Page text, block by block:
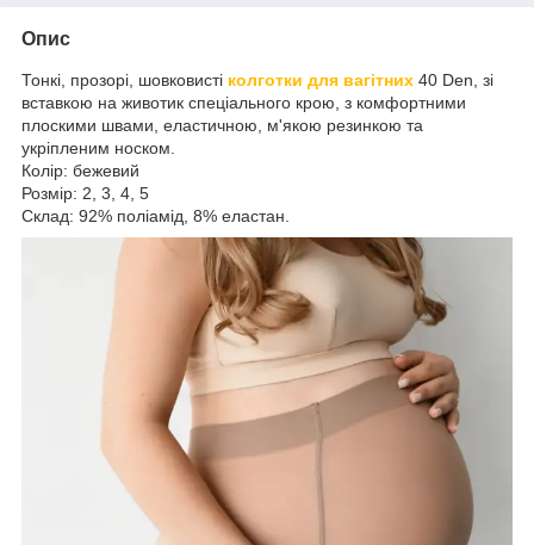
Опис
Тонкі, прозорі, шовковисті колготки для вагітних 40 Den, зі
вставкою на животик спеціального крою, з комфортними
плоскими швами, еластичною, м'якою резинкою та
укріпленим носком.
Колір: бежевий
Розмір: 2, 3, 4, 5
Склад: 92% поліамід, 8% еластан.